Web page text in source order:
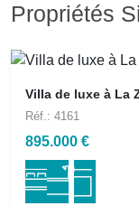
Propriétés
Villa de luxe à La
Réf.: 4161
895.000 €